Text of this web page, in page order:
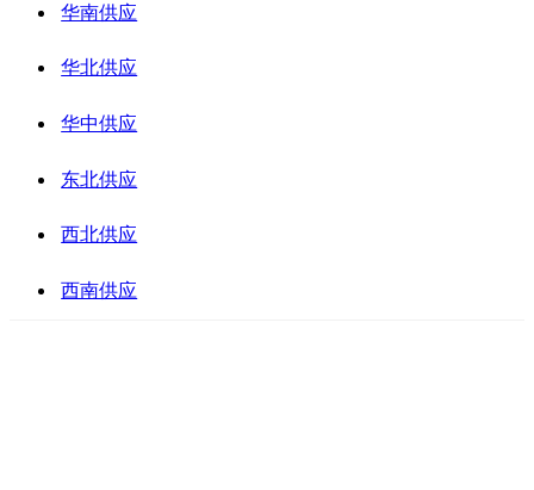
华南供应
华北供应
华中供应
东北供应
西北供应
西南供应